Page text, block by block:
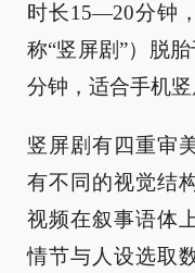
时长15—20分钟
称“竖屏剧”）脱
分钟，适合手机竖
竖屏剧有四重审
有不同的视觉结
视频在叙事语体
情节与人设选取